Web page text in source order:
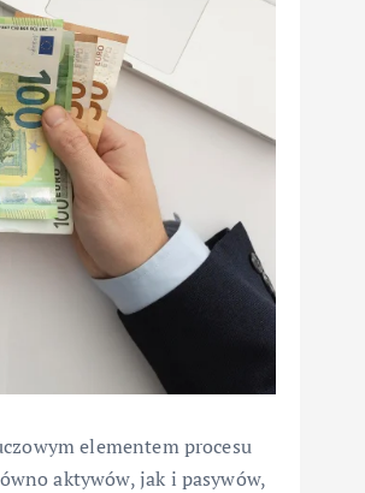
elementem procesu
aktywów, jak i pasywów,